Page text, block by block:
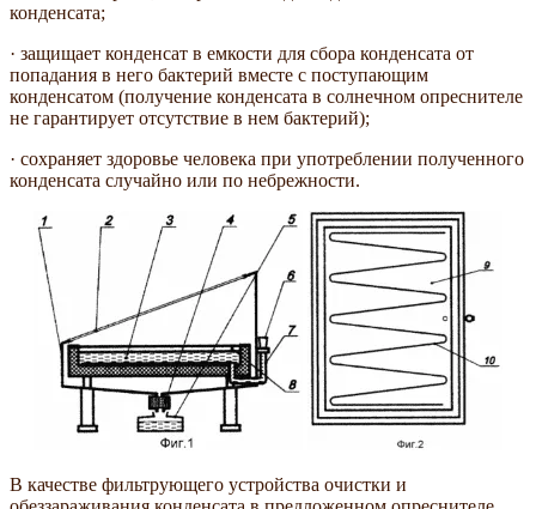
конденсата;
· защищает конденсат в емкости для сбора конденсата от
попадания в него бактерий вместе с поступающим
конденсатом (получение конденсата в солнечном опреснителе
не гарантирует отсутствие в нем бактерий);
· сохраняет здоровье человека при употреблении полученного
конденсата случайно или по небрежности.
В качестве фильтрующего устройства очистки и